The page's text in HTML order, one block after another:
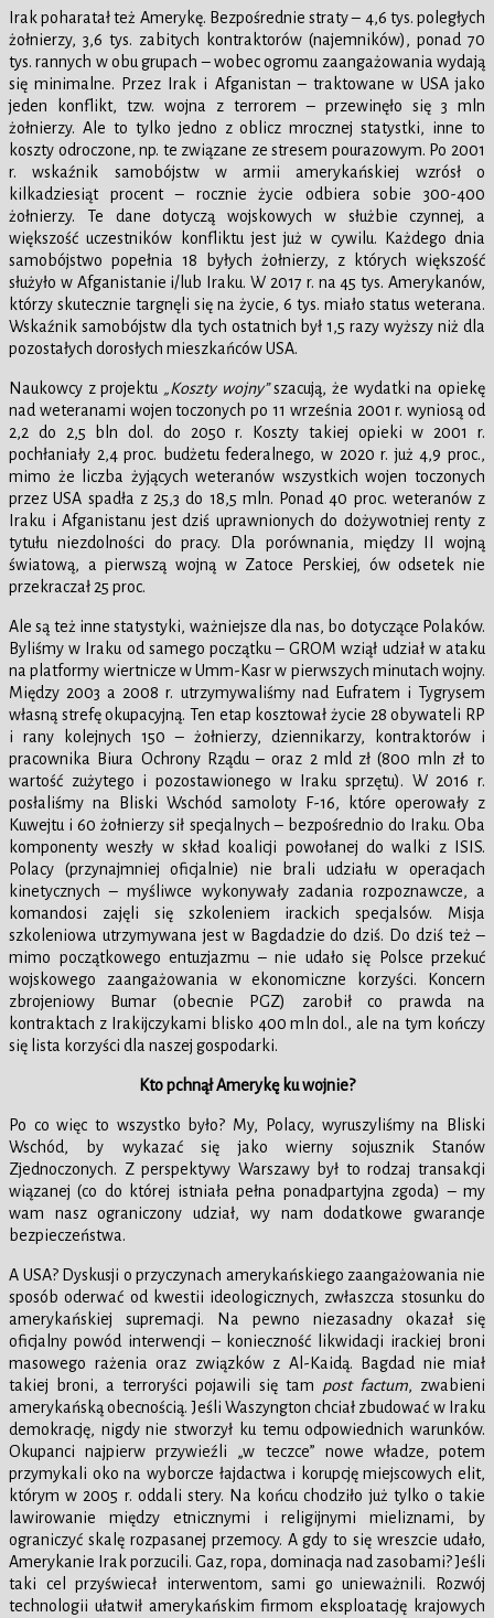
Irak poharatał też Amerykę. Bezpośrednie straty – 4,6 tys. poległych
żołnierzy, 3,6 tys. zabitych kontraktorów (najemników), ponad 70
tys. rannych w obu grupach – wobec ogromu zaangażowania wydają
się minimalne. Przez Irak i Afganistan – traktowane w USA jako
jeden konflikt, tzw. wojna z terrorem – przewinęło się 3 mln
żołnierzy. Ale to tylko jedno z oblicz mrocznej statystki, inne to
koszty odroczone, np. te związane ze stresem pourazowym. Po 2001
r. wskaźnik samobójstw w armii amerykańskiej wzrósł o
kilkadziesiąt procent – rocznie życie odbiera sobie 300-400
żołnierzy. Te dane dotyczą wojskowych w służbie czynnej, a
większość uczestników konfliktu jest już w cywilu. Każdego dnia
samobójstwo popełnia 18 byłych żołnierzy, z których większość
służyło w Afganistanie i/lub Iraku. W 2017 r. na 45 tys. Amerykanów,
którzy skutecznie targnęli się na życie, 6 tys. miało status weterana.
Wskaźnik samobójstw dla tych ostatnich był 1,5 razy wyższy niż dla
pozostałych dorosłych mieszkańców USA.
Naukowcy z projektu „Koszty wojny”szacują, że wydatki na opiekę
nad weteranami wojen toczonych po 11 września 2001 r. wyniosą od
2,2 do 2,5 bln dol. do 2050 r. Koszty takiej opieki w 2001 r.
pochłaniały 2,4 proc. budżetu federalnego, w 2020 r. już 4,9 proc.,
mimo że liczba żyjących weteranów wszystkich wojen toczonych
przez USA spadła z 25,3 do 18,5 mln. Ponad 40 proc. weteranów z
Iraku i Afganistanu jest dziś uprawnionych do dożywotniej renty z
tytułu niezdolności do pracy. Dla porównania, między II wojną
światową, a pierwszą wojną w Zatoce Perskiej, ów odsetek nie
przekraczał 25 proc.
Ale są też inne statystyki, ważniejsze dla nas, bo dotyczące Polaków.
Byliśmy w Iraku od samego początku – GROM wziął udział w ataku
na platformy wiertnicze w Umm-Kasr w pierwszych minutach wojny.
Między 2003 a 2008 r. utrzymywaliśmy nad Eufratem i Tygrysem
własną strefę okupacyjną. Ten etap kosztował życie 28 obywateli RP
i rany kolejnych 150 – żołnierzy, dziennikarzy, kontraktorów i
pracownika Biura Ochrony Rządu – oraz 2 mld zł (800 mln zł to
wartość zużytego i pozostawionego w Iraku sprzętu). W 2016 r.
posłaliśmy na Bliski Wschód samoloty F-16, które operowały z
Kuwejtu i 60 żołnierzy sił specjalnych – bezpośrednio do Iraku. Oba
komponenty weszły w skład koalicji powołanej do walki z ISIS.
Polacy (przynajmniej oficjalnie) nie brali udziału w operacjach
kinetycznych – myśliwce wykonywały zadania rozpoznawcze, a
komandosi zajęli się szkoleniem irackich specjalsów. Misja
szkoleniowa utrzymywana jest w Bagdadzie do dziś. Do dziś też –
mimo początkowego entuzjazmu – nie udało się Polsce przekuć
wojskowego zaangażowania w ekonomiczne korzyści. Koncern
zbrojeniowy Bumar (obecnie PGZ) zarobił co prawda na
kontraktach z Irakijczykami blisko 400 mln dol., ale na tym kończy
się lista korzyści dla naszej gospodarki.
Kto pchnął Amerykę ku wojnie?
Po co więc to wszystko było? My, Polacy, wyruszyliśmy na Bliski
Wschód, by wykazać się jako wierny sojusznik Stanów
Zjednoczonych. Z perspektywy Warszawy był to rodzaj transakcji
wiązanej (co do której istniała pełna ponadpartyjna zgoda) – my
wam nasz ograniczony udział, wy nam dodatkowe gwarancje
bezpieczeństwa.
A USA? Dyskusji o przyczynach amerykańskiego zaangażowania nie
sposób oderwać od kwestii ideologicznych, zwłaszcza stosunku do
amerykańskiej supremacji. Na pewno niezasadny okazał się
oficjalny powód interwencji – konieczność likwidacji irackiej broni
masowego rażenia oraz związków z Al-Kaidą. Bagdad nie miał
takiej broni, a terroryści pojawili się tam post factum, zwabieni
amerykańską obecnością. Jeśli Waszyngton chciał zbudować w Iraku
demokrację, nigdy nie stworzył ku temu odpowiednich warunków.
Okupanci najpierw przywieźli „w teczce” nowe władze, potem
przymykali oko na wyborcze łajdactwa i korupcję miejscowych elit,
którym w 2005 r. oddali stery. Na końcu chodziło już tylko o takie
lawirowanie między etnicznymi i religijnymi mieliznami, by
ograniczyć skalę rozpasanej przemocy. A gdy to się wreszcie udało,
Amerykanie Irak porzucili. Gaz, ropa, dominacja nad zasobami? Jeśli
taki cel przyświecał interwentom, sami go unieważnili. Rozwój
technologii ułatwił amerykańskim firmom eksploatację krajowych